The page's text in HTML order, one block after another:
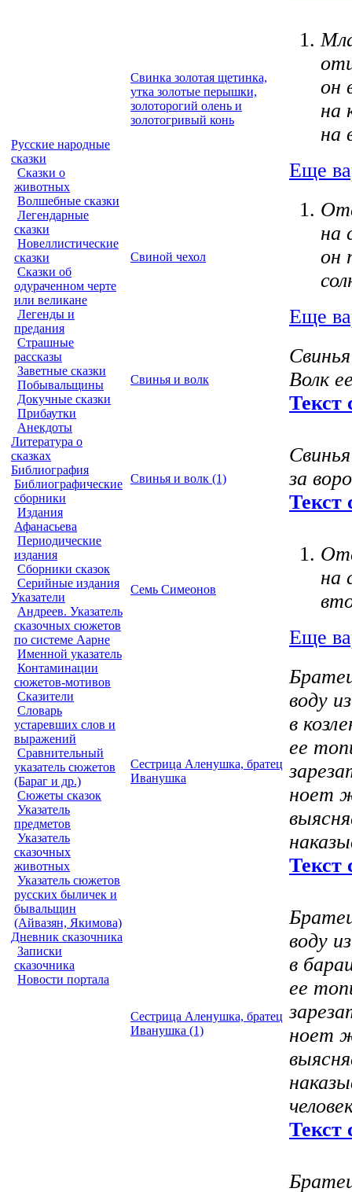
Русские народные
сказки
Сказки о
животных
Волшебные сказки
Легендарные
сказки
Новеллистические
сказки
Сказки об
одураченном черте
или великане
Легенды и
предания
Страшные
рассказы
Заветные сказки
Побывальщины
Докучные сказки
Прибаутки
Анекдоты
Литература о
сказках
Библиография
Библиографические
сборники
Издания
Афанасьева
Периодические
издания
Сборники сказок
Серийные издания
Указатели
Андреев. Указатель
сказочных сюжетов
по системе Аарне
Именной указатель
Контаминации
сюжетов-мотивов
Сказители
Словарь
устаревших слов и
выражений
Сравнительный
указатель сюжетов
(Бараг и др.)
Сюжеты сказок
Указатель
предметов
Указатель
сказочных
животных
Указатель сюжетов
русских быличек и
бывальщин
(Айвазян, Якимова)
Дневник сказочника
Записки
сказочника
Новости портала
Свинка золотая щетинка,
утка золотые перышки,
золоторогий олень и
золотогривый конь
он
на
на
Еще
Свиной чехол
на
он
Еще
Свинья и волк
Волк
Текст
Свинья и волк (1)
за
Текст
Семь Симеонов
на
Еще
Сестрица Аленушка, братец
Иванушка
воду
в
ее
ноет
Текст
Сестрица Аленушка, братец
Иванушка (1)
воду
в
ее
ноет
Текст